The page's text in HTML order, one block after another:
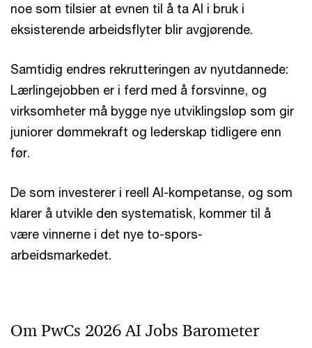
noe som tilsier at evnen til å ta AI i bruk i
eksisterende arbeidsflyter blir avgjørende.
Samtidig endres rekrutteringen av nyutdannede:
Lærlingejobben er i ferd med å forsvinne, og
virksomheter må bygge nye utviklingsløp som gir
juniorer dømmekraft og lederskap tidligere enn
før.
De som investerer i reell AI-kompetanse, og som
klarer å utvikle den systematisk, kommer til å
være vinnerne i det nye to-spors-
arbeidsmarkedet.
Om PwCs 2026 AI Jobs Barometer